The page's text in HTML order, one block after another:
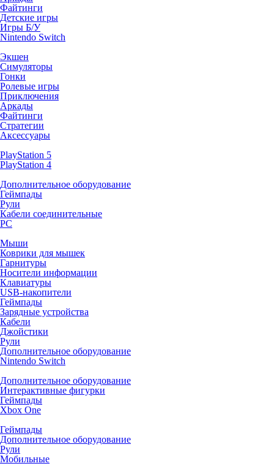
Файтинги
Детские игры
Игры Б/У
Nintendo Switch
Экшен
Симуляторы
Гонки
Ролевые игры
Приключения
Аркады
Файтинги
Стратегии
Аксессуары
PlayStation 5
PlayStation 4
Дополнительное оборудование
Геймпады
Рули
Кабели соединительные
PC
Мыши
Коврики для мышек
Гарнитуры
Носители информации
Клавиатуры
USB-накопители
Геймпады
Зарядные устройства
Кабели
Джойстики
Рули
Дополнительное оборудование
Nintendo Switch
Дополнительное оборудование
Интерактивные фигурки
Геймпады
Xbox One
Геймпады
Дополнительное оборудование
Рули
Мобильные